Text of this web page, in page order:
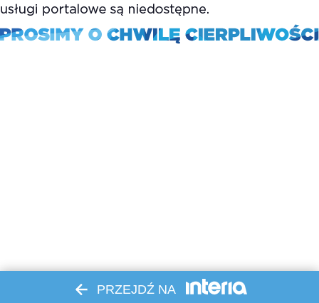
PRZEJDŹ NA